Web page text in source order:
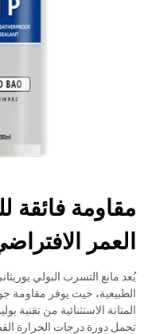
مقاومة فائقة
العمر
يُعد مانع التسرب البولي
الطبيعية، حيث يوفر مقاومة
المتانة الاستثنائية من تقنية
تحمل دورة درجات الحرارة